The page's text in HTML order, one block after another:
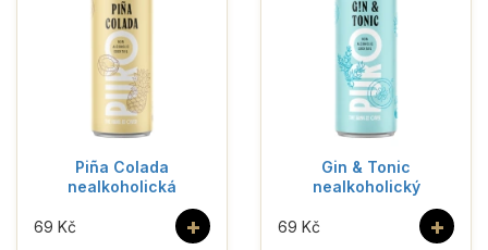
Piña Colada
nealkoholická
+
69 Kč
Gin & Tonic
nealkoholický
+
69 Kč